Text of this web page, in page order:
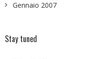
Gennaio 2007
Stay tuned